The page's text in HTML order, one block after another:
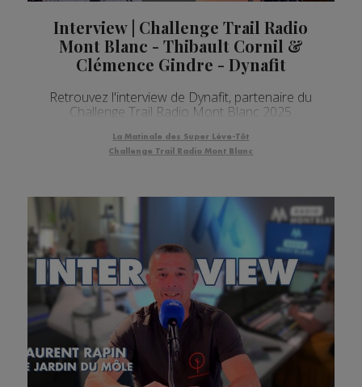
Interview | Challenge Trail Radio
Mont Blanc - Thibault Cornil &
Clémence Gindre - Dynafit
Retrouvez l'interview de Dynafit, partenaire du
Challenge Trail Radio Mont Blanc 2025
La Matinale des Super Lève-Tôt
Challenge Trail Radio Mont Blanc